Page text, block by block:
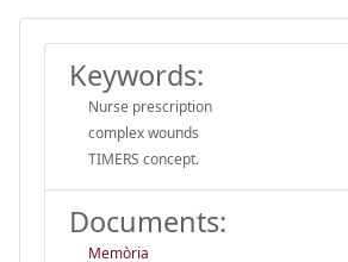
Keywords:
Nurse prescription
complex wounds
TIMERS concept.
Documents:
Memòria